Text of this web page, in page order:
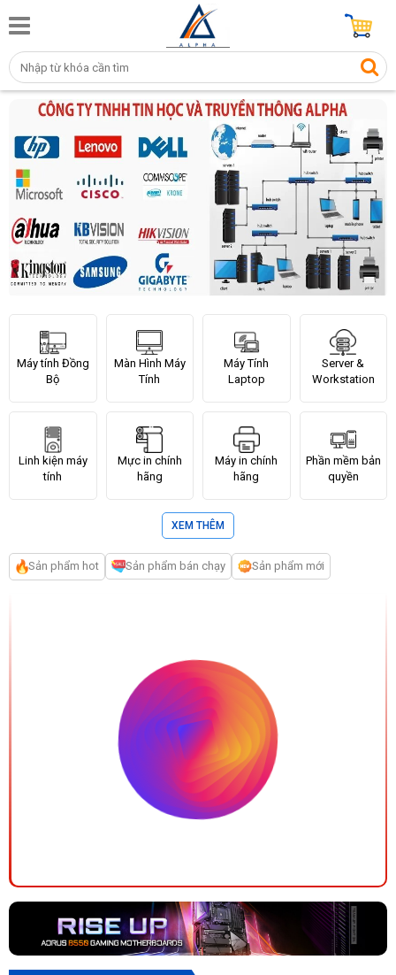
Máy tính Đồng
Bộ
Màn Hình Máy
Tính
Máy Tính
Laptop
Server &
Workstation
Linh kiện máy
tính
Mực in chính
hãng
Máy in chính
hãng
Phần mềm bản
quyền
Thiết bị lưu trữ -
Phụ Kiện
Thiết Bị Trình
Chiếu & Phụ
Thiết bị mạng Mã số,mã vạch
Máy văn phòng
sát
XEM THÊM
Sản phẩm hot Sản phẩm bán chạy Sản phẩm mới